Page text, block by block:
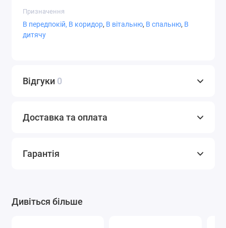
Призначення
В передпокій, В коридор, В вітальню, В спальню, В
дитячу
Відгуки 0
Доставка та оплата
Гарантія
Дивіться більше